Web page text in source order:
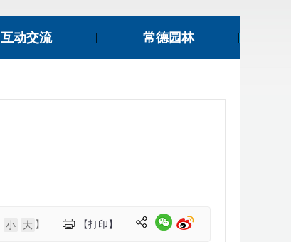
互动交流 常德园林
【打印】
小 大 】